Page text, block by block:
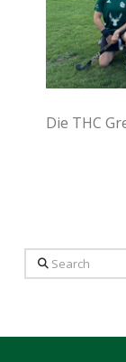
Die THC
Search